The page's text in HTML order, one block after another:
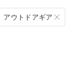
アウトドアギア